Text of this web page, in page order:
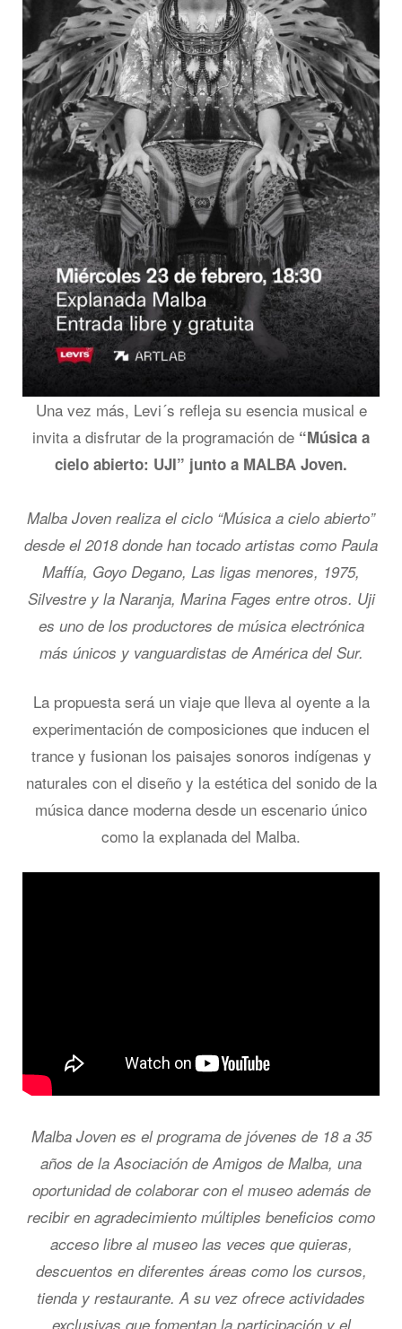
Una vez más, Levi´s refleja su esencia musical e
invita a disfrutar de la programación de “Música a
cielo abierto: UJI” junto a MALBA Joven.
Malba Joven realiza el ciclo “Música a cielo abierto”
desde el 2018 donde han tocado artistas como Paula
Maffía, Goyo Degano, Las ligas menores, 1975,
Silvestre y la Naranja, Marina Fages entre otros. Uji
es uno de los productores de música electrónica
más únicos y vanguardistas de América del Sur.
La propuesta será un viaje que lleva al oyente a la
experimentación de composiciones que inducen el
trance y fusionan los paisajes sonoros indígenas y
naturales con el diseño y la estética del sonido de la
música dance moderna desde un escenario único
como la explanada del Malba.
Malba Joven es el programa de jóvenes de 18 a 35
años de la Asociación de Amigos de Malba, una
oportunidad de colaborar con el museo además de
recibir en agradecimiento múltiples beneficios como
acceso libre al museo las veces que quieras,
descuentos en diferentes áreas como los cursos,
tienda y restaurante. A su vez ofrece actividades